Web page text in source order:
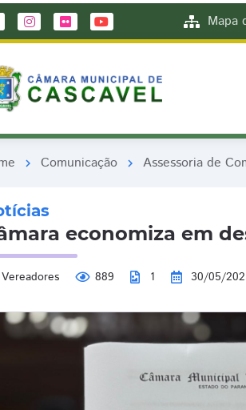
Mapa
chevron_right Comunicação chevron_right Assessoria de
economiza em
Vereadores 889 1 30/05/